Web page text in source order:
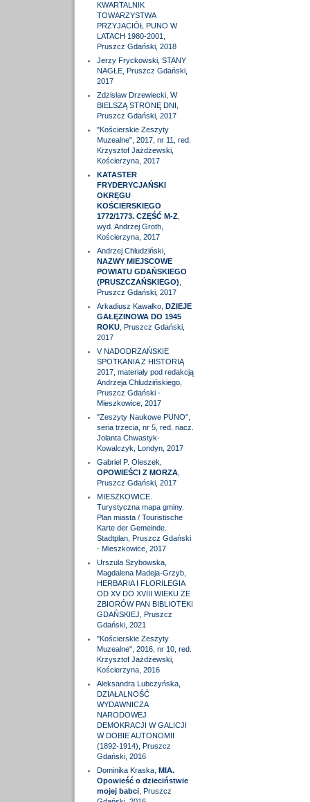
KWARTALNIK
TOWARZYSTWA
PRZYJACIÓŁ PUNO W
LATACH 1980-2001,
Pruszcz Gdański, 2018
Jerzy Fryckowski, STANY
NAGŁE, Pruszcz Gdański,
2017
Zdzisław Drzewiecki, W
BIELSZĄ STRONĘ DNI,
Pruszcz Gdański, 2017
"Kościerskie Zeszyty
Muzealne", 2017, nr 11, red.
Krzysztof Jażdżewski,
Kościerzyna, 2017
KATASTER
FRYDERYCJAŃSKI
OKRĘGU
KOŚCIERSKIEGO
1772/1773. CZĘŚĆ M-Z,
wyd. Andrzej Groth,
Kościerzyna, 2017
Andrzej Chludziński,
NAZWY MIEJSCOWE
POWIATU GDAŃSKIEGO
(PRUSZCZAŃSKIEGO)
Pruszcz Gdański, 2017
Arkadiusz Kawałko, DZIEJE
GAŁĘZINOWA DO 1945
ROKU, Pruszcz Gdański,
2017
V NADODRZAŃSKIE
SPOTKANIA Z HISTORIĄ
2017, materiały pod redakcją
Andrzeja Chludzińskiego,
Pruszcz Gdański -
Mieszkowice, 2017
"Zeszyty Naukowe PUNO",
seria trzecia, nr 5, red. nacz.
Jolanta Chwastyk-
Kowalczyk, Londyn, 2017
Gabriel P. Oleszek,
OPOWIEŚCI Z MORZA,
Pruszcz Gdański, 2017
MIESZKOWICE.
Turystyczna mapa gminy.
Plan miasta / Touristische
Karte der Gemeinde.
Stadtplan, Pruszcz Gdański
- Mieszkowice, 2017
Urszula Szybowska,
Magdalena Madeja-Grzyb,
HERBARIA I FLORILEGIA
OD XV DO XVIII WIEKU ZE
ZBIORÓW PAN BIBLIOTEKI
GDAŃSKIEJ, Pruszcz
Gdański, 2021
"Kościerskie Zeszyty
Muzealne", 2016, nr 10, red.
Krzysztof Jażdżewski,
Kościerzyna, 2016
Aleksandra Lubczyńska,
DZIAŁALNOŚĆ
WYDAWNICZA
NARODOWEJ
DEMOKRACJI W GALICJI
W DOBIE AUTONOMII
(1892-1914), Pruszcz
Gdański, 2016
Dominika Kraska, MIA.
Opowieść o dzieciństwie
mojej babci, Pruszcz